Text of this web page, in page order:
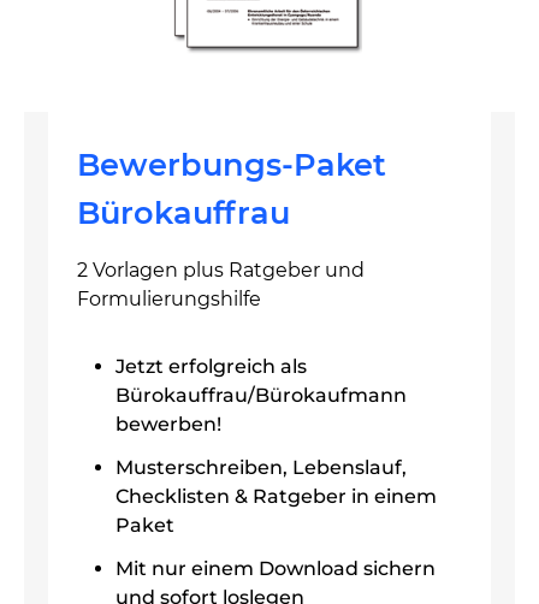
Bewerbungs-Paket
Bürokauffrau
2 Vorlagen plus Ratgeber und
Formulierungshilfe
Jetzt erfolgreich als
Bürokauffrau/Bürokaufmann
bewerben!
Musterschreiben, Lebenslauf,
Checklisten & Ratgeber in einem
Paket
Mit nur einem Download sichern
und sofort loslegen